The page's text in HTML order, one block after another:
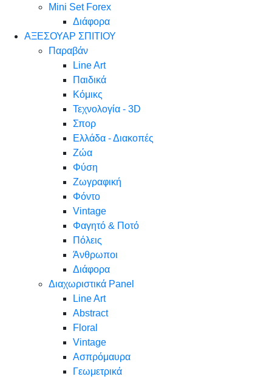
Mini Set Forex
Διάφορα
ΑΞΕΣΟΥΑΡ ΣΠΙΤΙΟΥ
Παραβάν
Line Art
Παιδικά
Κόμικς
Τεχνολογία - 3D
Σπορ
Ελλάδα - Διακοπές
Ζώα
Φύση
Ζωγραφική
Φόντο
Vintage
Φαγητό & Ποτό
Πόλεις
Άνθρωποι
Διάφορα
Διαχωριστικά Panel
Line Art
Abstract
Floral
Vintage
Ασπρόμαυρα
Γεωμετρικά